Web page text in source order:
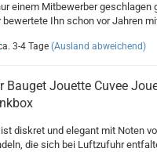
einem Mitbewerber geschlagen
Ihn schon vor Jahren
3-4 Tage (Ausland abweichend)
Bauget Jouette Cuvee
diskret und elegant mit Noten
die sich bei Luftzufuhr